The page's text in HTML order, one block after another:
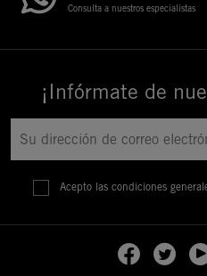
Consulta a nuestros especialistas
¡Infórmate de
Acepto las condiciones